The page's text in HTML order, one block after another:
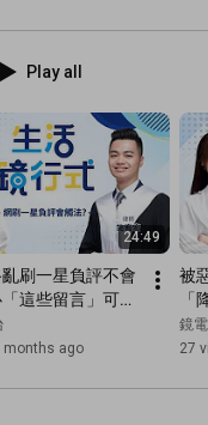
Play all
24:49
刷一星負評不會
這些留言」可能
搜公審客人反挨
遇到1星負評怎
鏡行式 王月芳
months ago
被
「
有
隻
｜
鏡
27